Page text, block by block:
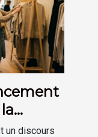
un discours